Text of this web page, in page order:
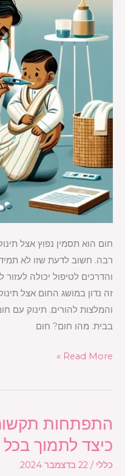
חום הוא תסמין נפוץ אצל
רבה. חשוב לדעת שזו לא
והדרכים לטיפול יכולה
זה נדון במושג החום אצל
והמלצות להורים. תינוק עם
בבית. מהו חום? חום
Read More »
התפתחות
כיצד לתמוך
כללי / 22 בדצמבר 2024
התפתחות
אצל
תינוקות